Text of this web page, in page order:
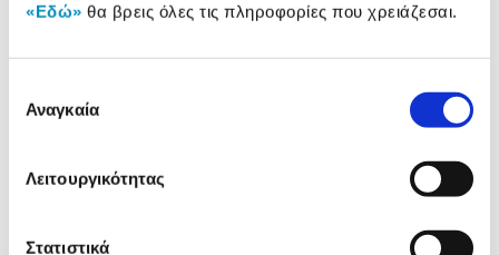
«Εδώ» θα βρεις όλες τις πληροφορίες που χρειάζεσαι.
συγκατάθεσης
Αναγκαία
Λειτουργικότητας
Στατιστικά
Διαστάσεις (ΥxΠxΒ): 183 cm x 91 cm x 73,10 cm
Full No Frost
Αναλυτική